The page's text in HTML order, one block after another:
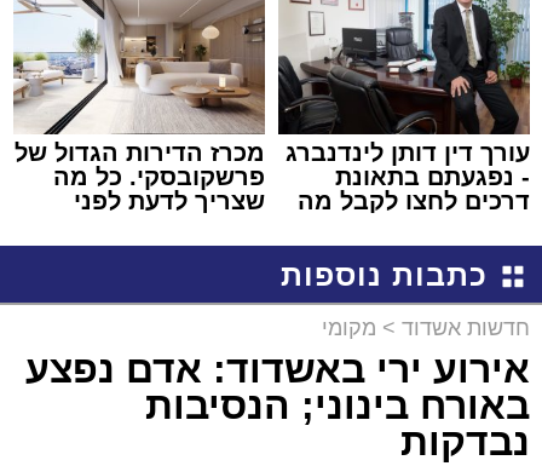
עורך דין דותן לינדנברג
- נפגעתם בתאונת
דרכים לחצו לקבל מה
מכרז הדירות הגדול של
פרשקובסקי. כל מה
שצריך לדעת לפני
באשדוד
כתבות נוספות
חדשות אשדוד > מקומי
אירוע ירי באשדוד: אדם נפצע
באורח בינוני; הנסיבות
נבדקות